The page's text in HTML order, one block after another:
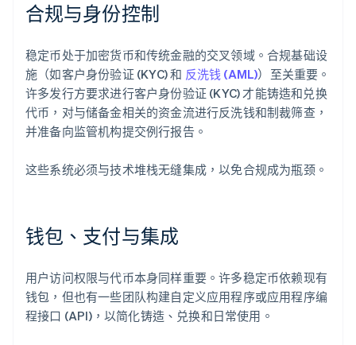
合规与身份控制
稳定币处于加密货币和传统金融的交叉领域。合规基础设
施（如客户身份验证 (KYC) 和 反洗钱 (AML)）至关重要。
许多发行方要求进行客户身份验证 (KYC) 才能铸造和兑换
代币，对与储备金相关的资金流进行反洗钱和制裁筛查，
并准备向监管机构提交例行报告。
这些系统必须与技术堆栈无缝集成，以免合规成为瓶颈。
钱包、支付与集成
用户访问权限与代币本身同样重要。许多稳定币依赖现有
钱包，但也有一些团队构建自定义应用程序或应用程序编
程接口 (API)，以简化铸造、兑换和日常使用。